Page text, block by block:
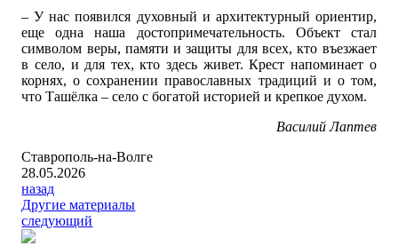
– У нас появился духовный и архитектурный ориентир,
еще одна наша достопримечательность. Объект стал
символом веры, памяти и защиты для всех, кто въезжает
в село, и для тех, кто здесь живет. Крест напоминает о
корнях, о сохранении православных традиций и о том,
что Ташёлка – село с богатой историей и крепкое духом.
Василий Лаптев
Ставрополь-на-Волге
28.05.2026
назад
Другие материалы
следующий